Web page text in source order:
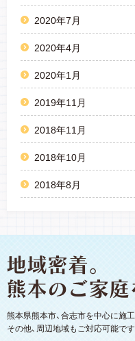
2020年7月
2020年4月
2020年1月
2019年11月
2018年11月
2018年10月
2018年8月
熊本県熊本市、合志市を中心に施
その他、周辺地域もご対応可能です